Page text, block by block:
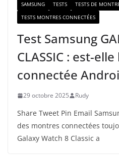
SAMSUNG TESTS
TESTS DE
TESTS MONTRES CONNECTÉES
Test Samsung
CLASSIC : est-
connectée
29 octobre 2025 Rudy
Share Tweet Pin Email
des montres connectées
Galaxy Watch 8 Classic a